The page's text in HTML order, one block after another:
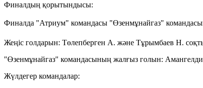
Финалдың қорытындысы:
Финалда "Атриум" командасы "Өзенмұнайгаз"
Жеңіс голдарын: Төлепберген А. және Тұрымбаев Н.
"Өзенмұнайгаз" командасының жалғыз голын:
Жүлдегер командалар: